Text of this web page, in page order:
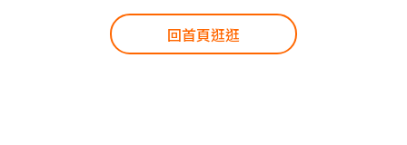
回首頁逛逛